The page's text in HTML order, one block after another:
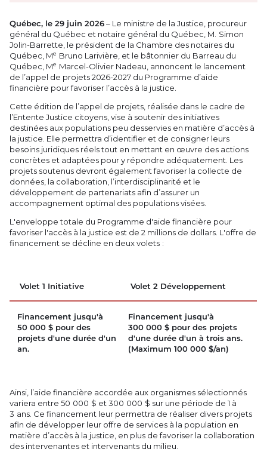
Québec, le 29 juin 2026– Le ministre de la Justice, procureur
général du Québec et notaire général du Québec, M. Simon
Jolin-Barrette, le président de la Chambre des notaires du
Québec, Me Bruno Larivière, et le bâtonnier du Barreau du
Québec, Me Marcel-Olivier Nadeau, annoncent le lancement
de l’appel de projets 2026-2027 du Programme d’aide
financière pour favoriser l’accès à la justice.
Cette édition de l’appel de projets, réalisée dans le cadre de
l’Entente Justice citoyens, vise à soutenir des initiatives
destinées aux populations peu desservies en matière d’accès à
la justice. Elle permettra d’identifier et de consigner leurs
besoins juridiques réels tout en mettant en œuvre des actions
concrètes et adaptées pour y répondre adéquatement. Les
projets soutenus devront également favoriser la collecte de
données, la collaboration, l’interdisciplinarité et le
développement de partenariats afin d’assurer un
accompagnement optimal des populations visées.
L'enveloppe totale du Programme d'aide financière pour
favoriser l'accès à la justice est de 2 millions de dollars. L'offre de
financement se décline en deux volets :
Volet 1 Initiative Volet 2 Développement
Financement jusqu'à
50 000 $ pour des
projets d'une durée d'un
an.
Financement jusqu'à
300 000 $ pour des projets
d'une durée d'un à trois ans.
(Maximum 100 000 $/an)
Ainsi, l’aide financière accordée aux organismes sélectionnés
variera entre 50 000 $ et 300 000 $ sur une période de 1 à
3 ans. Ce financement leur permettra de réaliser divers projets
afin de développer leur offre de services à la population en
matière d’accès à la justice, en plus de favoriser la collaboration
des intervenantes et intervenants du milieu.